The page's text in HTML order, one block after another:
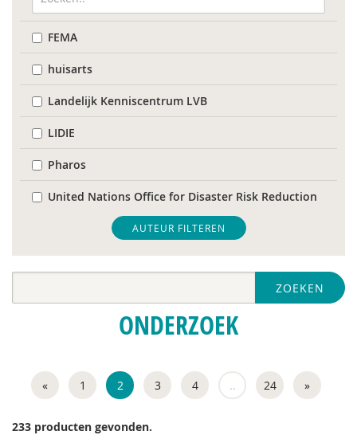
FEMA
huisarts
Landelijk Kenniscentrum LVB
LIDIE
Pharos
United Nations Office for Disaster Risk Reduction
Tim 'S Jongers
Manja Abrahams
Hans Alma
Astrid Altena
AUTEUR FILTEREN
ZOEKEN
ONDERZOEK
« 1 2 3 4 .. 24 »
233 producten gevonden.